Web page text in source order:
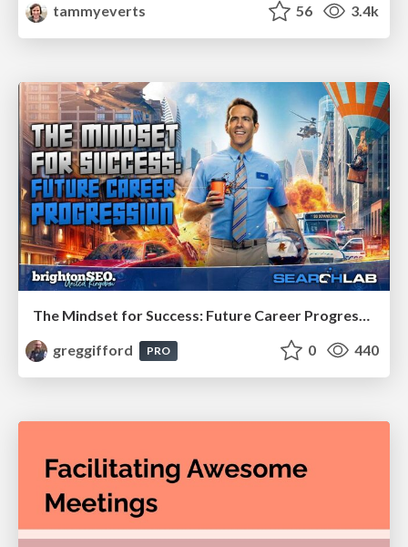
tammyeverts
56 3.4k
The Mindset for Success: Future Career Progression
greggifford
PRO 0 440